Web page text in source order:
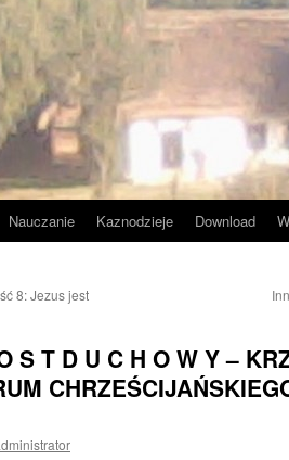
Nauczanie Kaznodzieje Download
8: Jezus jest
S T D U C H O W Y –